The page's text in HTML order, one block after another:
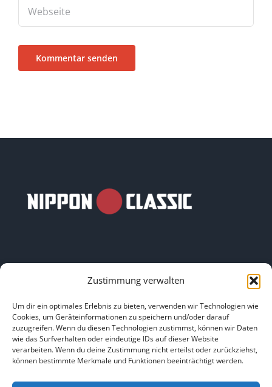
Zustimmung verwalten
Um dir ein optimales Erlebnis zu bieten, verwenden wir Technologien wie
Cookies, um Geräteinformationen zu speichern und/oder darauf
zuzugreifen. Wenn du diesen Technologien zustimmst, können wir Daten
wie das Surfverhalten oder eindeutige IDs auf dieser Website
verarbeiten. Wenn du deine Zustimmung nicht erteilst oder zurückziehst,
können bestimmte Merkmale und Funktionen beeinträchtigt werden.
HOME|ÜBER UNS|IMPRESSUM |DATENSCHUTZ
BILDNACHWEISE